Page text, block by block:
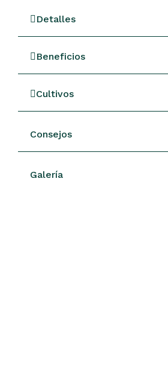
Detalles
Beneficios
Cultivos
Consejos
Galería